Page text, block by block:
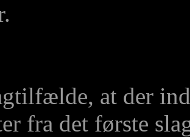
at der
fra det første